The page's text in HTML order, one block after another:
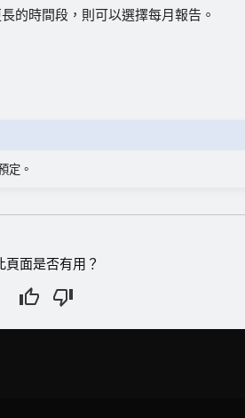
的時間段，則可以選擇每月報告。
定。
頁面是否有用？